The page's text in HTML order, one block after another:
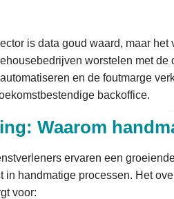
is data goud waard, maar
worstelen met
en de foutmarge
backoffice.
Waarom
ervaren een
in handmatige processen. Het
voor: